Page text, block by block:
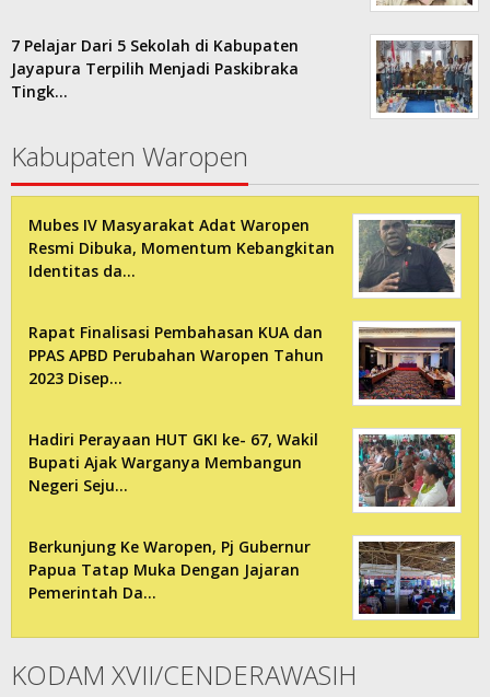
7 Pelajar Dari 5 Sekolah di Kabupaten
Jayapura Terpilih Menjadi Paskibraka
Tingk…
Kabupaten Waropen
Mubes IV Masyarakat Adat Waropen
Resmi Dibuka, Momentum Kebangkitan
Identitas da…
Rapat Finalisasi Pembahasan KUA dan
PPAS APBD Perubahan Waropen Tahun
2023 Disep…
Hadiri Perayaan HUT GKI ke- 67, Wakil
Bupati Ajak Warganya Membangun
Negeri Seju…
Berkunjung Ke Waropen, Pj Gubernur
Papua Tatap Muka Dengan Jajaran
Pemerintah Da…
KODAM XVII/CENDERAWASIH